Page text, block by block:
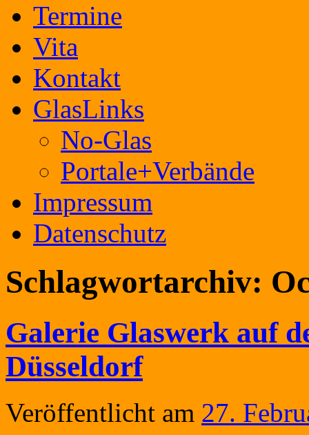
Termine
Vita
Kontakt
GlasLinks
No-Glas
Portale+Verbände
Impressum
Datenschutz
Schlagwortarchiv:
Galerie Glaswerk auf
Düsseldorf
Veröffentlicht am 27.